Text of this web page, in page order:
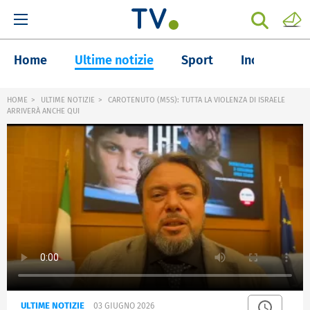
Home Ultime notizie Sport Inchieste
HOME ULTIME NOTIZIE
CAROTENUTO (M5S): TUTTA LA VIOLENZA DI ISRAELE
ARRIVERÀ ANCHE QUI
ULTIME NOTIZIE 03 GIUGNO 2026